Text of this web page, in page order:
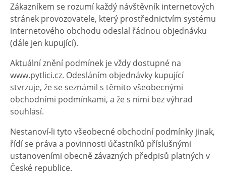
Zákazníkem se rozumí každý návštěvník internetových
stránek provozovatele, který prostřednictvím systému
internetového obchodu odeslal řádnou objednávku
(dále jen kupující).
Aktuální znění podmínek je vždy dostupné na
www.pytlici.cz. Odesláním objednávky kupující
stvrzuje, že se seznámil s těmito všeobecnými
obchodními podmínkami, a že s nimi bez výhrad
souhlasí.
Nestanoví-li tyto všeobecné obchodní podmínky jinak,
řídí se práva a povinnosti účastníků příslušnými
ustanoveními obecně závazných předpisů platných v
České republice.